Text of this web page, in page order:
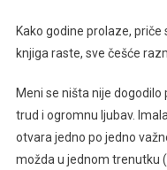
Kako godine prolaze,
knjiga raste, sve češće
Meni se ništa nije dogodilo
trud i ogromnu ljubav.
otvara jedno po jedno
možda u jednom trenutku